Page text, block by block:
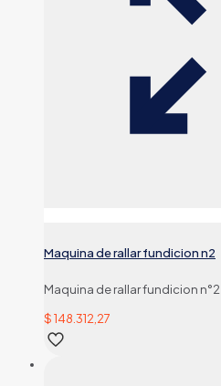
Maquina de rallar fundicion n2
Maquina de rallar fundicion n°2
$148.312,27